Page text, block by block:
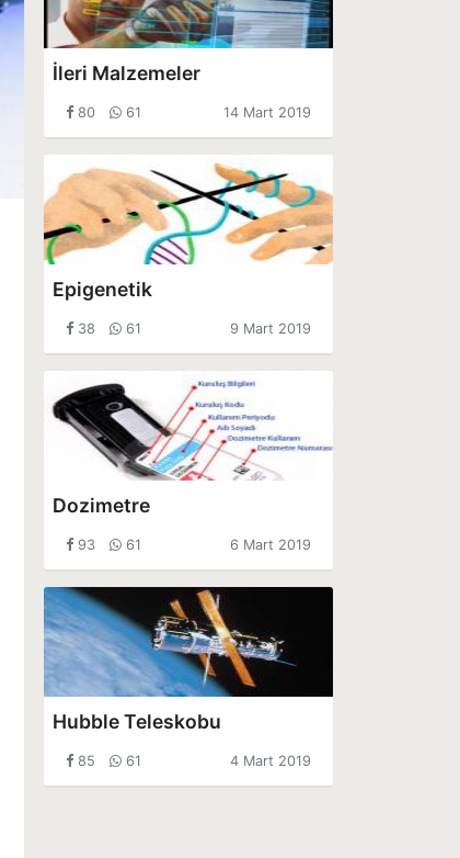
İleri Malzemeler
80 61 14 Mart 2019
Epigenetik
38 61 9 Mart 2019
Dozimetre
93 61 6 Mart 2019
Hubble Teleskobu
85 61 4 Mart 2019